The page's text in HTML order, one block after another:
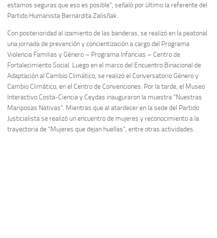
estamos seguras que eso es posible”, señaló por último la referente del
Partido Humanista Bernardita Zalisñak.
Con posterioridad al izamiento de las banderas, se realizó en la peatonal
una jornada de prevención y concientización a cargo del Programa
Violencia Familias y Género – Programa Infancias – Centro de
Fortalecimiento Social. Luego en el marco del Encuentro Binacional de
Adaptación al Cambio Climático, se realizó el Conversatorio Género y
Cambio Climático, en el Centro de Convenciones. Por la tarde, el Museo
Interactivo Costa-Ciencia y Ceydas inauguraron la muestra “Nuestras
Mariposas Nativas”. Mientras que al atardecer en la sede del Partido
Justicialista se realizó un encuentro de mujeres y reconocimiento a la
trayectoria de “Mujeres que dejan huellas”, entre otras actividades.